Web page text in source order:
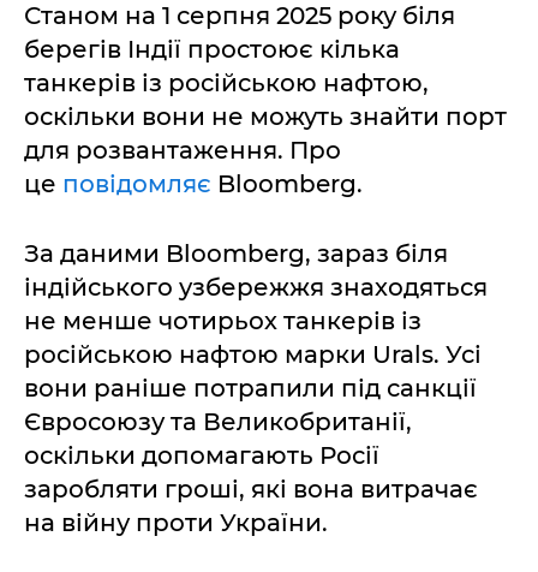
Станом на 1 серпня 2025 року біля
берегів Індії простоює кілька
танкерів із російською нафтою,
оскільки вони не можуть знайти порт
для розвантаження. Про
це повідомляє Bloomberg.
За даними Bloomberg, зараз біля
індійського узбережжя знаходяться
не менше чотирьох танкерів із
російською нафтою марки Urals. Усі
вони раніше потрапили під санкції
Євросоюзу та Великобританії,
оскільки допомагають Росії
заробляти гроші, які вона витрачає
на війну проти України.